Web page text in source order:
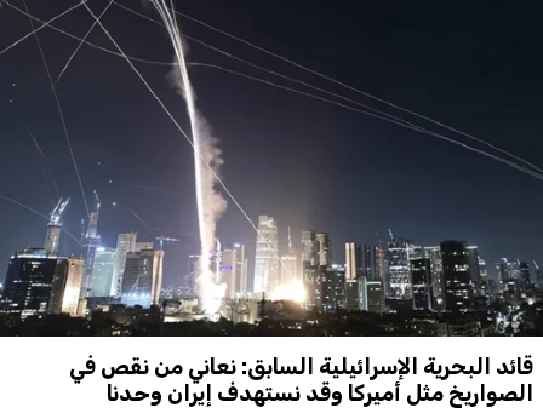
قائد البحرية الإسرائيلية السابق: نعاني من نقص في
الصواريخ مثل أميركا وقد نستهدف إيران وحدنا